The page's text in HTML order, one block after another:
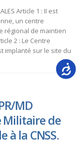
Article 1 : II est
un centre
régional de maintien
2 : Le Centre
implanté sur le site du
MD
Militaire de
à la CNSS.